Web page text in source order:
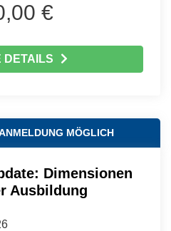
€
DETAILS
MÖGLICH
Dimensionen
Ausbildung